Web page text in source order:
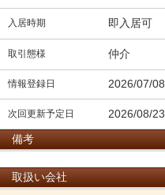
入居時期 即入居可
取引態様 仲介
情報登録日 2026/07/08
次回更新予定日
2026/08/23
備考
取扱い会社